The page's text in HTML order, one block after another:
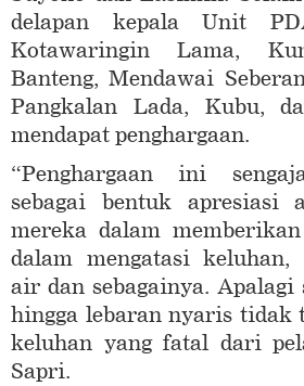
delapan kepala Unit
Kotawaringin Lama,
Banteng, Mendawai
Pangkalan Lada, Kubu,
mendapat penghargaan.
“Penghargaan ini
sebagai bentuk apresiasi
mereka dalam
dalam mengatasi
air dan sebagainya. Apalagi
hingga lebaran nyaris tidak
keluhan yang fatal dari
Sapri.